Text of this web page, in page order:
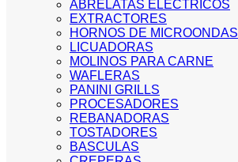
ABRELATAS ELECTRICOS
EXTRACTORES
HORNOS DE MICROONDAS
LICUADORAS
MOLINOS PARA CARNE
WAFLERAS
PANINI GRILLS
PROCESADORES
REBANADORAS
TOSTADORES
BASCULAS